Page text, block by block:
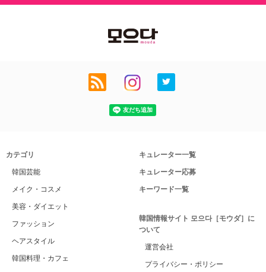
カテゴリ
韓国芸能
メイク・コスメ
美容・ダイエット
ファッション
ヘアスタイル
韓国料理・カフェ
キュレーター一覧
キュレーター応募
キーワード一覧
韓国情報サイト 모으다［モウダ］に
ついて
運営会社
プライバシー・ポリシー